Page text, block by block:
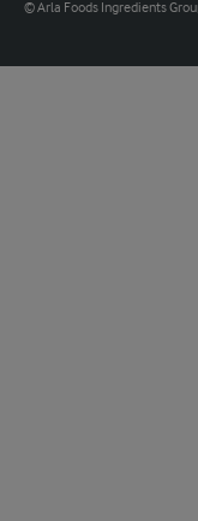
© Arla Foods Ingredients